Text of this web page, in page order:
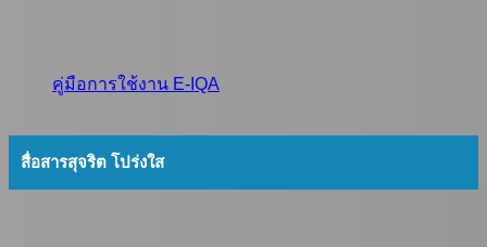
คู่มือการใช้งาน E-IQA
สื่อสารสุจริต โปร่งใส